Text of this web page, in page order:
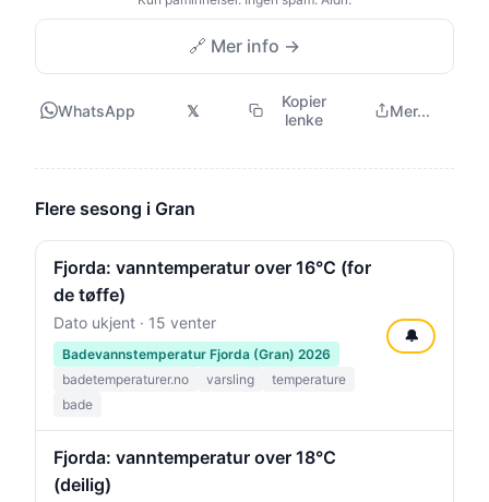
🔗 Mer info →
WhatsApp 𝕏
Kopier
lenke
Mer...
Flere sesong i Gran
Fjorda: vanntemperatur over 16°C (for
de tøffe)
Dato ukjent · 15 venter
Badevannstemperatur Fjorda (Gran) 2026
badetemperaturer.no
varsling
temperature
bade
🔔
Fjorda: vanntemperatur over 18°C
(deilig)